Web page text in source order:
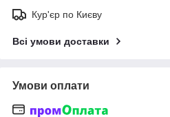
Кур'єр по Києву
Всі умови доставки
Умови оплати